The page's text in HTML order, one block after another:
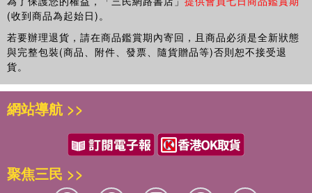
(收到商品為起始日)。
若要辦理退貨，請在商品鑑賞期內寄回，且商品必須是全新狀態
與完整包裝(商品、附件、發票、隨貨贈品等)否則恕不接受退
貨。
網站導航 >>
聚焦三民 >>